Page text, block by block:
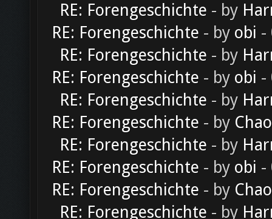
RE: Forengeschichte - by
RE: Forengeschichte - by obi -
RE: Forengeschichte - by
RE: Forengeschichte - by obi -
RE: Forengeschichte - by
RE: Forengeschichte - by
RE: Forengeschichte - by
RE: Forengeschichte - by obi -
RE: Forengeschichte - by
RE: Forengeschichte - by